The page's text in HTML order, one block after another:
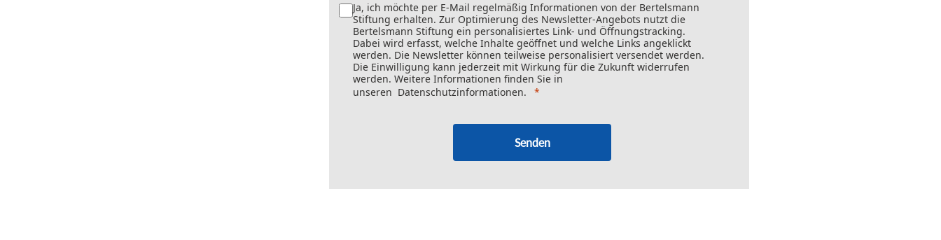
Ja, ich möchte per E-Mail regelmäßig Informationen von der Bertelsmann
Stiftung erhalten. Zur Optimierung des Newsletter-Angebots nutzt die
Bertelsmann Stiftung ein personalisiertes Link- und Öffnungstracking.
Dabei wird erfasst, welche Inhalte geöffnet und welche Links angeklickt
werden. Die Newsletter können teilweise personalisiert versendet werden.
Die Einwilligung kann jederzeit mit Wirkung für die Zukunft widerrufen
werden. Weitere Informationen finden Sie in
unseren Datenschutzinformationen.
Senden